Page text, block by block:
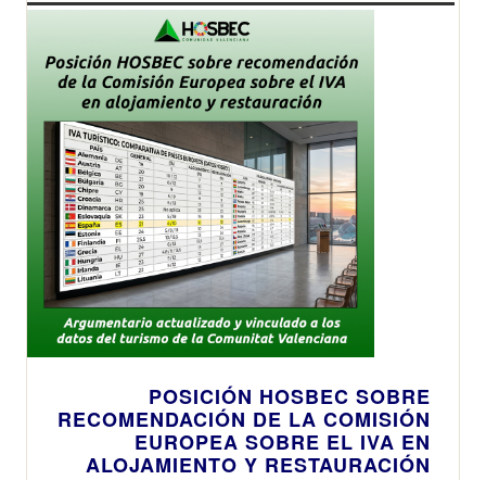
POSICIÓN HOSBEC SOBRE
RECOMENDACIÓN DE LA COMISIÓN
EUROPEA SOBRE EL IVA EN
ALOJAMIENTO Y RESTAURACIÓN